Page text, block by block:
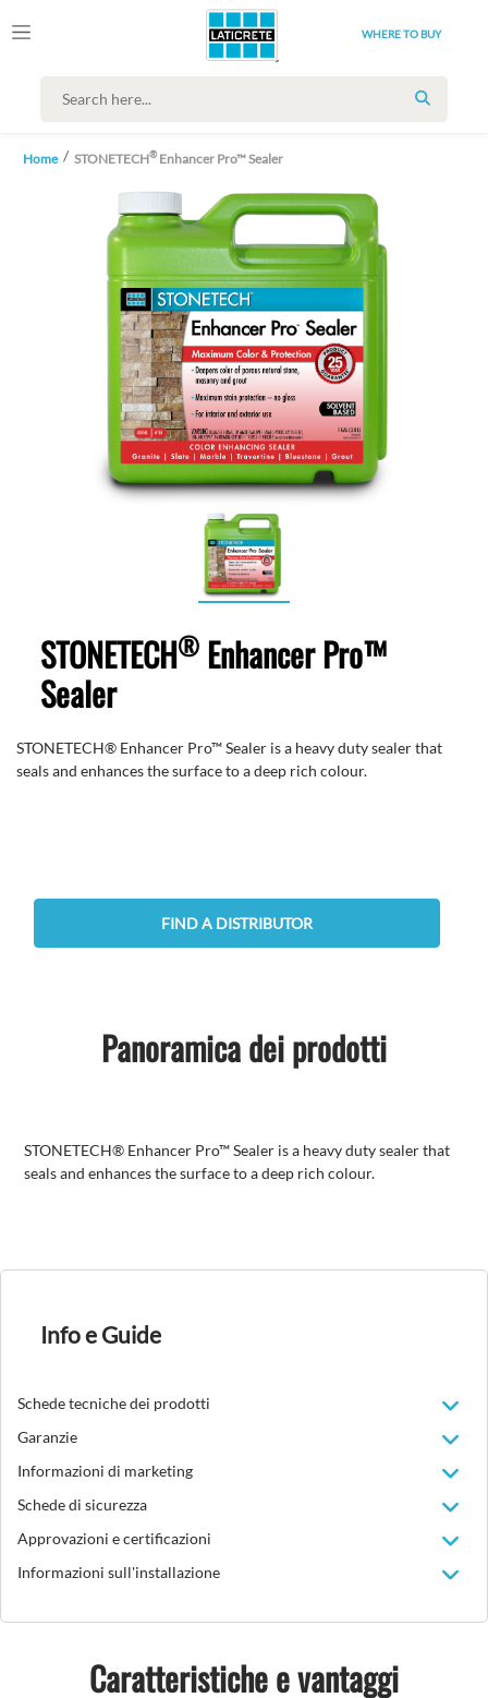
WHERE TO BUY
SEARCH
Home STONETECH® Enhancer Pro™ Sealer
STONETECH®Enhancer Pro™
Sealer
STONETECH® Enhancer Pro™ Sealer is a heavy duty sealer that
seals and enhances the surface to a deep rich colour.
FIND A DISTRIBUTOR
Panoramica dei prodotti
STONETECH® Enhancer Pro™ Sealer is a heavy duty sealer that
seals and enhances the surface to a deep rich colour.
Info e Guide
Schede tecniche dei prodotti
Garanzie
Informazioni di marketing
Schede di sicurezza
Approvazioni e certificazioni
Informazioni sull'installazione
Caratteristiche e vantaggi